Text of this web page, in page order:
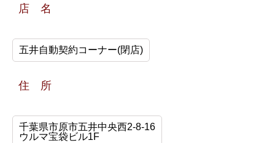
店 名
五井自動契約コーナー(閉店)
住 所
千葉県市原市五井中央西2-8-16
ウルマ宝袋ビル1F